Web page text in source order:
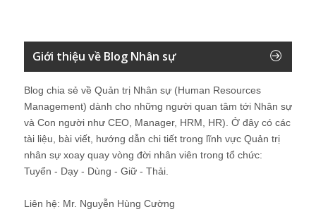
Giới thiệu về Blog Nhân sự
Blog chia sẻ về Quản trị Nhân sự (Human Resources
Management) dành cho những người quan tâm tới Nhân sự
và Con người như CEO, Manager, HRM, HR). Ở đây có các
tài liệu, bài viết, hướng dẫn chi tiết trong lĩnh vực Quản trị
nhân sự xoay quay vòng đời nhân viên trong tổ chức:
Tuyển - Dạy - Dùng - Giữ - Thải.
Liên hệ: Mr. Nguyễn Hùng Cường